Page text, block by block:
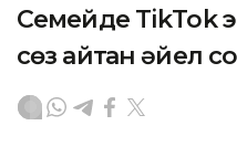
Семейде TikTok
сөз айтқан әйел